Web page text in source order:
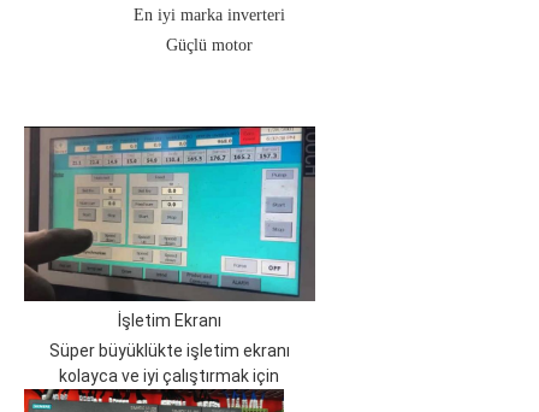
En iyi marka inverteri
Güçlü motor
İşletim Ekranı
Süper büyüklükte işletim ekranı
kolayca ve iyi çalıştırmak için